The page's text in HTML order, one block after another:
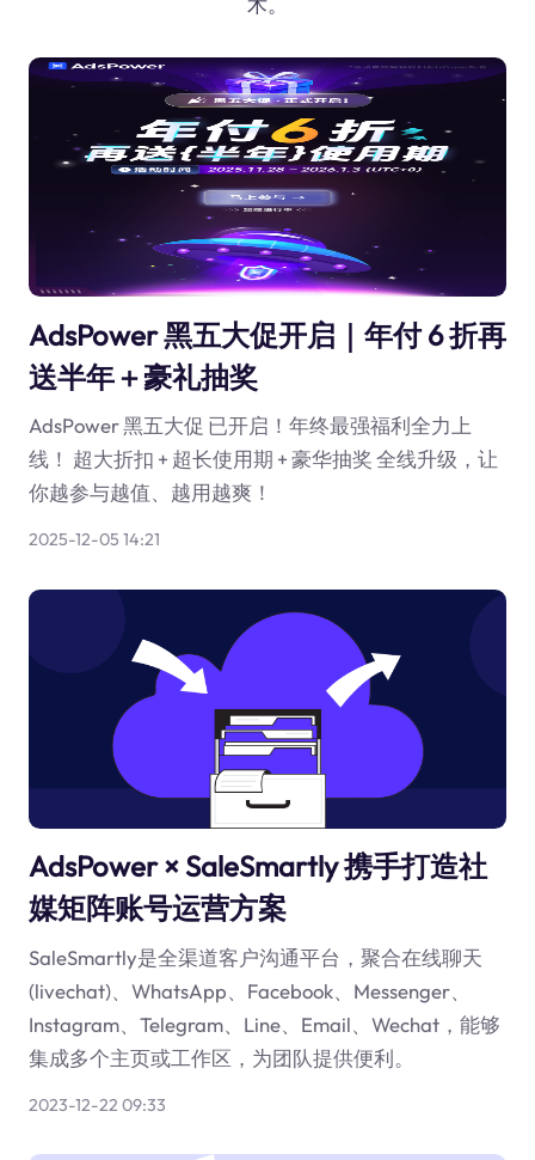
AdsPower 黑五大促开启｜年付 6 折再
送半年＋豪礼抽奖
AdsPower 黑五大促 已开启！年终最强福利全力上
线！ 超大折扣 + 超长使用期 + 豪华抽奖 全线升级，让
你越参与越值、越用越爽！
2025-12-05 14:21
AdsPower × SaleSmartly 携手打造社
媒矩阵账号运营方案
SaleSmartly是全渠道客户沟通平台，聚合在线聊天
(livechat)、WhatsApp、Facebook、Messenger、
Instagram、Telegram、Line、Email、Wechat，能够
集成多个主页或工作区，为团队提供便利。
2023-12-22 09:33